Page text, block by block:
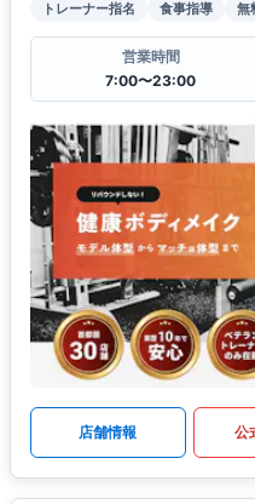
トレーナー指名 食事指導 無
営業時間
7:00〜23:00
店舗情報 公